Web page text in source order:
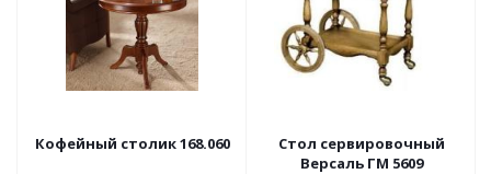
Кофейный столик 168.060
Стол сервировочный
Версаль ГМ 5609